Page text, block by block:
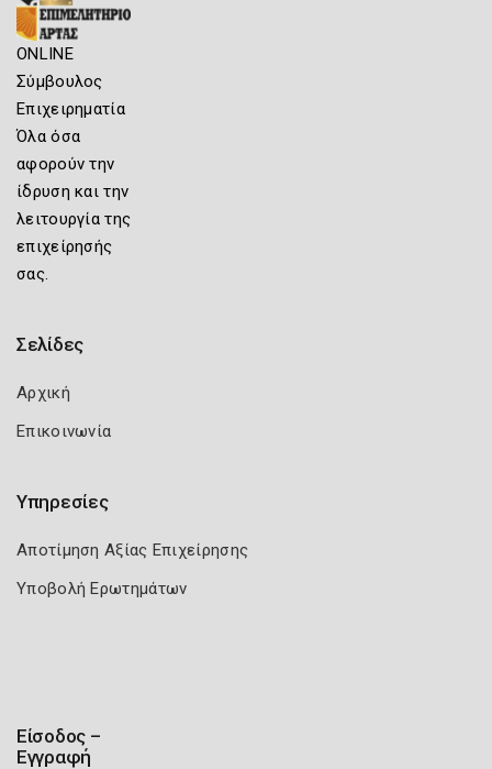
ONLINE
Σύμβουλος
Επιχειρηματία
Όλα όσα
αφορούν την
ίδρυση και την
λειτουργία της
επιχείρησής
σας.
Σελίδες
Αρχική
Επικοινωνία
Υπηρεσίες
Αποτίμηση Αξίας Επιχείρησης
Υποβολή Ερωτημάτων
Είσοδος –
Εγγραφή